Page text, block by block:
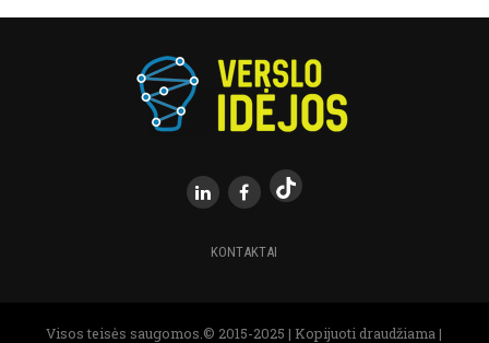
KONTAKTAI
Visos teisės saugomos.© 2015-2025 | Kopijuoti draudžiama |